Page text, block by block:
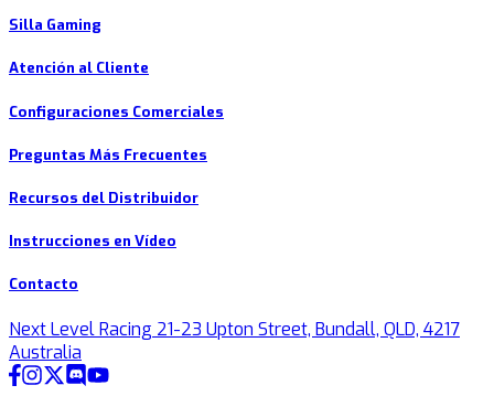
Silla Gaming
Atención al Cliente
Configuraciones Comerciales
Preguntas Más Frecuentes
Recursos del Distribuidor
Instrucciones en Vídeo
Contacto
Next Level Racing 21-23 Upton Street, Bundall, QLD, 4217
Australia